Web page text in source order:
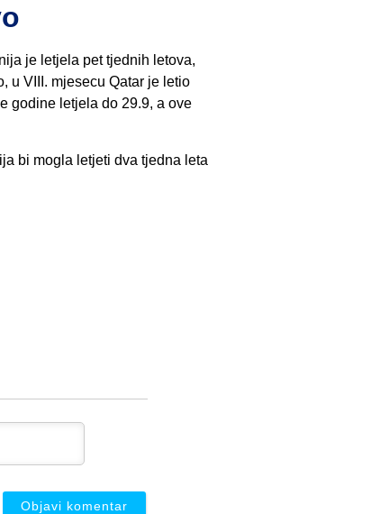
je letjela pet tjednih letova,
u VIII. mjesecu Qatar je letio
godine letjela do 29.9, a ove
bi mogla letjeti dva tjedna leta